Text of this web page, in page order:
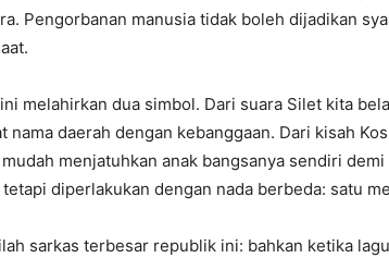
Pengorbanan manusia tidak boleh dijadikan
melahirkan dua simbol. Dari suara Silet kita
nama daerah dengan kebanggaan. Dari kisah
menjatuhkan anak bangsanya sendiri
tetapi diperlakukan dengan nada berbeda: satu
sarkas terbesar republik ini: bahkan ketika